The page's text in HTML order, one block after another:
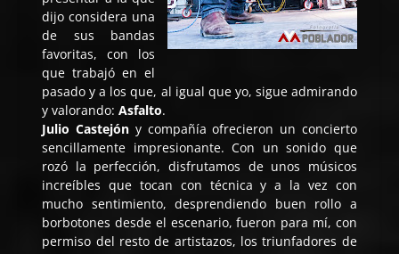
dijo considera una
de sus bandas
favoritas, con los
que trabajó en el
pasado y a los que, al igual que yo, sigue admirando
y valorando:Asfalto.
Julio Castejón y compañía ofrecieron un concierto
sencillamente impresionante. Con un sonido que
rozó la perfección, disfrutamos de unos músicos
increíbles que tocan con técnica y a la vez con
mucho sentimiento, desprendiendo buen rollo a
borbotones desde el escenario, fueron para mí, con
permiso del resto de artistazos, los triunfadores de